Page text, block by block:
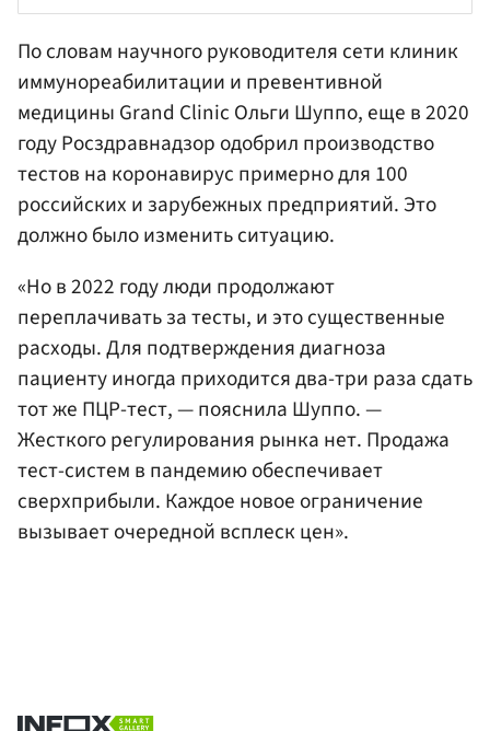
По словам научного руководителя сети клиник
иммунореабилитации и превентивной
медицины Grand Clinic Ольги Шуппо, еще в 2020
году Росздравнадзор одобрил производство
тестов на коронавирус примерно для 100
российских и зарубежных предприятий. Это
должно было изменить ситуацию.
«Но в 2022 году люди продолжают
переплачивать за тесты, и это существенные
расходы. Для подтверждения диагноза
пациенту иногда приходится два-три раза сдать
тот же ПЦР-тест, — пояснила Шуппо. —
Жесткого регулирования рынка нет. Продажа
тест-систем в пандемию обеспечивает
сверхприбыли. Каждое новое ограничение
вызывает очередной всплеск цен».